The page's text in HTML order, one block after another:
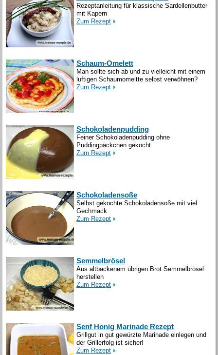
Rezeptanleitung für klassische Sardellenbutter
mit Kapern
Zum Rezept
Schaum-Omelett
Man sollte sich ab und zu vielleicht mit einem
luftigen Schaumomeltte selbst verwöhnen?
Zum Rezept
Schokoladenpudding
Feiner Schokoladenpudding ohne
Puddingpäckchen gekocht
Zum Rezept
Schokoladensoße
Selbst gekochte Schokoladensoße mit viel
Gechmack
Zum Rezept
Semmelbrösel
Aus altbackenem übrigen Brot Semmelbrösel
herstellen
Zum Rezept
Senf Honig Marinade Rezept
Grillgut in gut gewürzte Marinade einlegen und
der Grillerfolg ist sicher!
Zum Rezept